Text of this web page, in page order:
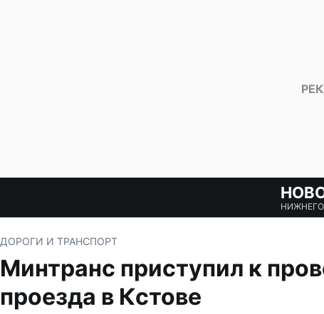
ДОРОГИ И ТРАНСПОРТ
Минтранс приступил к
проезда в Кстове